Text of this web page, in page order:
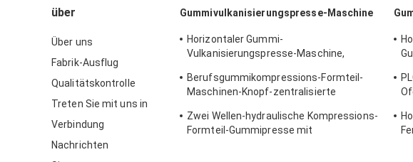
über
Über uns
Fabrik-Ausflug
Qualitätskontrolle
Treten Sie mit uns in
Verbindung
Nachrichten
Gummivulkanisierungspresse-Maschine
Horizontaler Gummi-
Vulkanisierungspresse-Maschine,
Berufsgummikompressions-Formteil-
Maschinen-Knopf-zentralisierte
Zwei Wellen-hydraulische Kompressions-
Formteil-Gummipresse mit